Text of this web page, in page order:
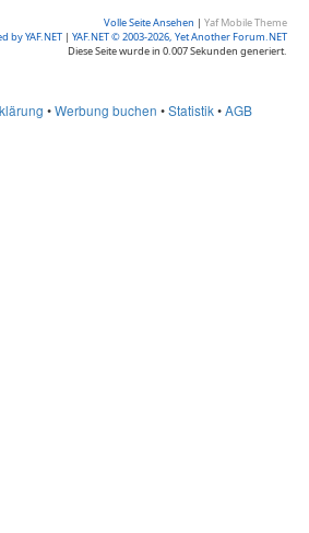
Volle Seite Ansehen | Yaf Mobile Theme
by YAF.NET | YAF.NET © 2003-2026, Yet Another Forum.NET
Diese Seite wurde in 0.007 Sekunden generiert.
•Werbung buchen •Statistik•AGB